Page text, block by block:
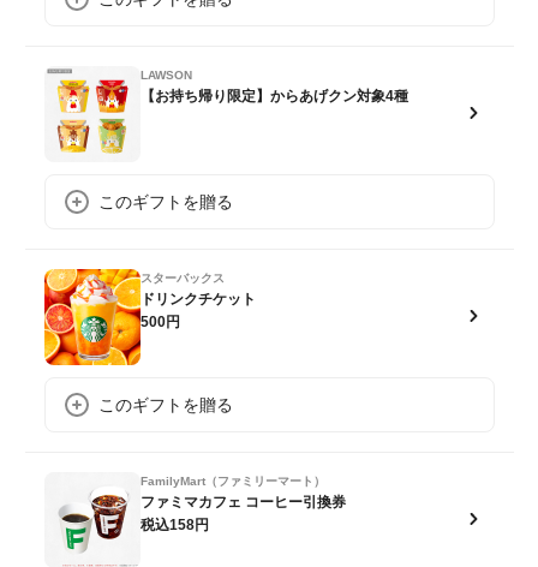
LAWSON
【お持ち帰り限定】からあげクン対象4種
このギフトを贈る
スターバックス
ドリンクチケット
500円
このギフトを贈る
FamilyMart（ファミリーマート）
ファミマカフェ コーヒー引換券
税込158円